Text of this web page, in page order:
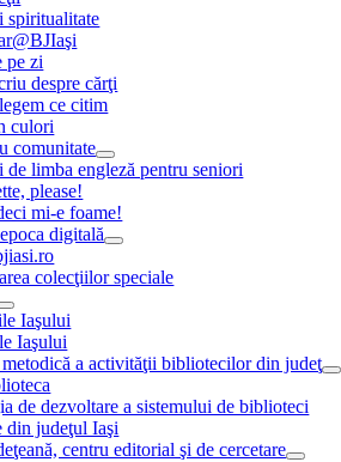
spiritualitate
pe zi
despre cărţi
ce citim
culori
comunitate
de limba engleză pentru seniori
please!
mi-e foame!
digitală
colecţiilor speciale
Iaşului
Iaşului
metodică a activităţii bibliotecilor din judeţ
de dezvoltare a sistemului de biblioteci
din judeţul Iaşi
centru editorial şi de cercetare